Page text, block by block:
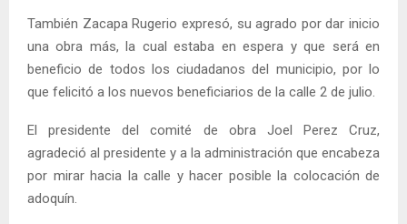
También Zacapa Rugerio expresó, su agrado por dar inicio
una obra más, la cual estaba en espera y que será en
beneficio de todos los ciudadanos del municipio, por lo
que felicitó a los nuevos beneficiarios de la calle 2 de julio.
El presidente del comité de obra Joel Perez Cruz,
agradeció al presidente y a la administración que encabeza
por mirar hacia la calle y hacer posible la colocación de
adoquín.